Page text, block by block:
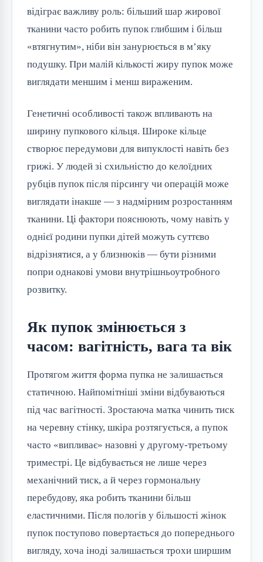
відіграє важливу роль: більший шар жирової
тканини часто робить пупок глибшим і більш
«втягнутим», ніби він занурюється в м’яку
подушку. При малій кількості жиру пупок може
виглядати меншим і менш вираженим.
Генетичні особливості також впливають на
ширину пупкового кільця. Широке кільце
створює передумови для випуклості навіть без
грижі. У людей зі схильністю до келоїдних
рубців пупок після пірсингу чи операцій може
виглядати інакше — з надмірним розростанням
тканини. Ці фактори пояснюють, чому навіть у
однієї родини пупки дітей можуть суттєво
відрізнятися, а у близнюків — бути різними
попри однакові умови внутрішньоутробного
розвитку.
Як пупок змінюється з
часом: вагітність, вага та вік
Протягом життя форма пупка не залишається
статичною. Найпомітніші зміни відбуваються
під час вагітності. Зростаюча матка чинить тиск
на черевну стінку, шкіра розтягується, а пупок
часто «випливає» назовні у другому-третьому
триместрі. Це відбувається не лише через
механічний тиск, а й через гормональну
перебудову, яка робить тканини більш
еластичними. Після пологів у більшості жінок
пупок поступово повертається до попереднього
вигляду, хоча іноді залишається трохи ширшим